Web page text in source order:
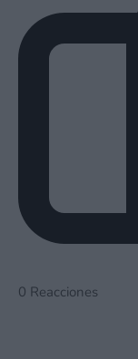
0 Reacciones